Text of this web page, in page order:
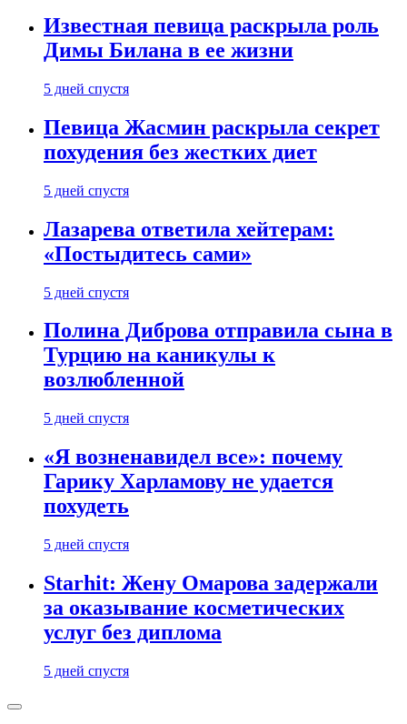
Известная певица раскрыла роль
Димы Билана в ее жизни
5 дней спустя
Певица Жасмин раскрыла секрет
похудения без жестких диет
5 дней спустя
Лазарева ответила хейтерам:
«Постыдитесь сами»
5 дней спустя
Полина Диброва отправила сына в
Турцию на каникулы к
возлюбленной
5 дней спустя
«Я возненавидел все»: почему
Гарику Харламову не удается
похудеть
5 дней спустя
Starhit: Жену Омарова задержали
за оказывание косметических
услуг без диплома
5 дней спустя